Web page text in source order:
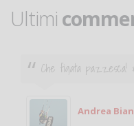
Ultimi
Ciao. Sono a Treviglio
Michele